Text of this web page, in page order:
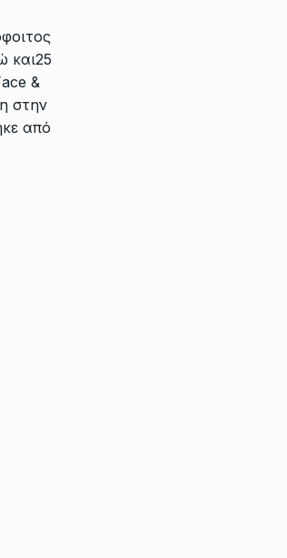
και25
&
στην
από